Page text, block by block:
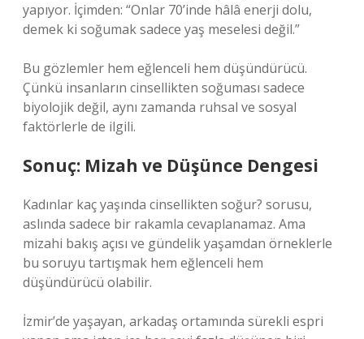
yapıyor. İçimden: “Onlar 70’inde hâlâ enerji dolu,
demek ki soğumak sadece yaş meselesi değil.”
Bu gözlemler hem eğlenceli hem düşündürücü.
Çünkü insanların cinsellikten soğuması sadece
biyolojik değil, aynı zamanda ruhsal ve sosyal
faktörlerle de ilgili.
Sonuç: Mizah ve Düşünce Dengesi
Kadınlar kaç yaşında cinsellikten soğur? sorusu,
aslında sadece bir rakamla cevaplanamaz. Ama
mizahi bakış açısı ve gündelik yaşamdan örneklerle
bu soruyu tartışmak hem eğlenceli hem
düşündürücü olabilir.
İzmir’de yaşayan, arkadaş ortamında sürekli espri